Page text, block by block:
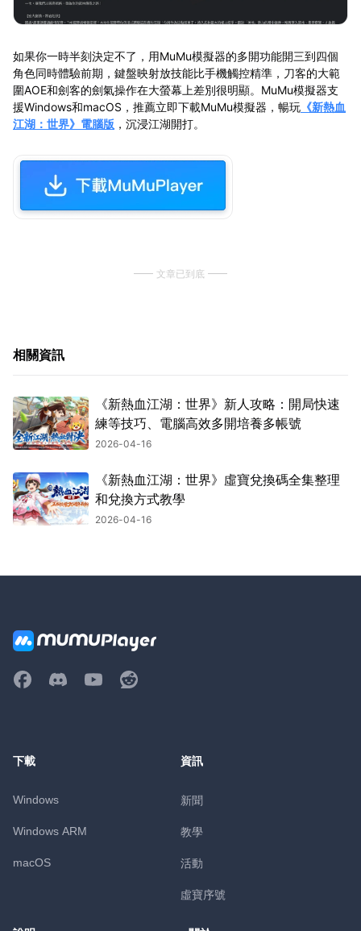
如果你一時半刻決定不了，用MuMu模擬器的多開功能開三到四個
角色同時體驗前期，鍵盤映射放技能比手機觸控精準，刀客的大範
圍AOE和劍客的劍氣操作在大螢幕上差別很明顯。MuMu模擬器支
援Windows和macOS， 推薦立即下載MuMu模擬器，暢玩《新熱血
江湖：世界》電腦版 ，沉浸江湖開打。
文章已到底
相關資訊
《新熱血江湖：世界》新人攻略：開局快速
練等技巧、電腦高效多開培養多帳號
2026-04-16
《新熱血江湖：世界》虛寶兌換碼全集整理
和兌換方式教學
2026-04-16
下載
Windows
Windows ARM
macOS
資訊
新聞
教學
活動
虛寶序號